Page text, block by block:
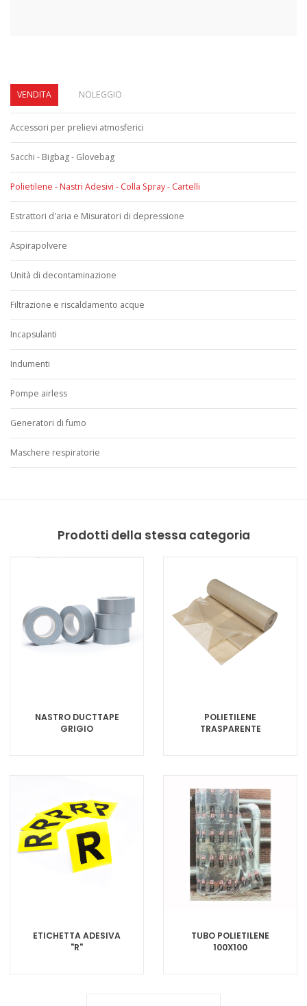
VENDITA NOLEGGIO
Accessori per prelievi atmosferici
Sacchi - Bigbag - Glovebag
Polietilene - Nastri Adesivi - Colla Spray - Cartelli
Estrattori d'aria e Misuratori di depressione
Aspirapolvere
Unità di decontaminazione
Filtrazione e riscaldamento acque
Incapsulanti
Indumenti
Pompe airless
Generatori di fumo
Maschere respiratorie
Prodotti della stessa categoria
NASTRO DUCTTAPE
GRIGIO
POLIETILENE
TRASPARENTE
ETICHETTA ADESIVA
"R"
TUBO POLIETILENE
100X100